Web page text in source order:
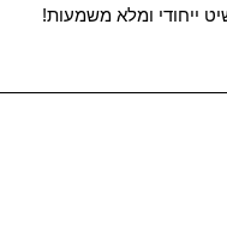
ייחודי ומלא משמעות!